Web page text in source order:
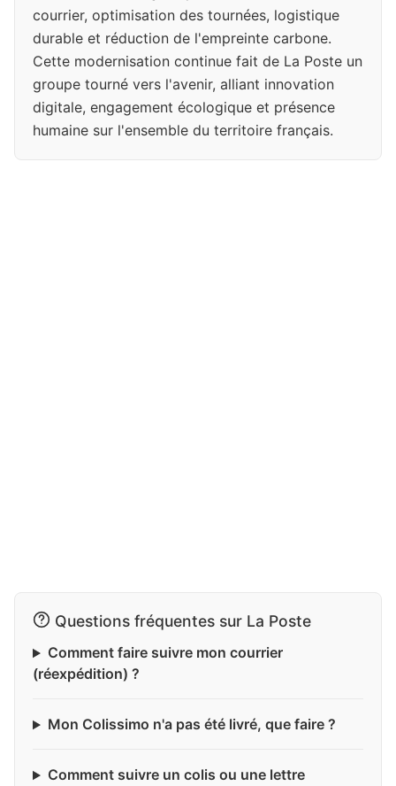
courrier, optimisation des tournées, logistique
durable et réduction de l'empreinte carbone.
Cette modernisation continue fait de La Poste un
groupe tourné vers l'avenir, alliant innovation
digitale, engagement écologique et présence
humaine sur l'ensemble du territoire français.
Questions fréquentes sur La Poste
Comment faire suivre mon courrier
(réexpédition) ?
Mon Colissimo n'a pas été livré, que faire ?
Comment suivre un colis ou une lettre